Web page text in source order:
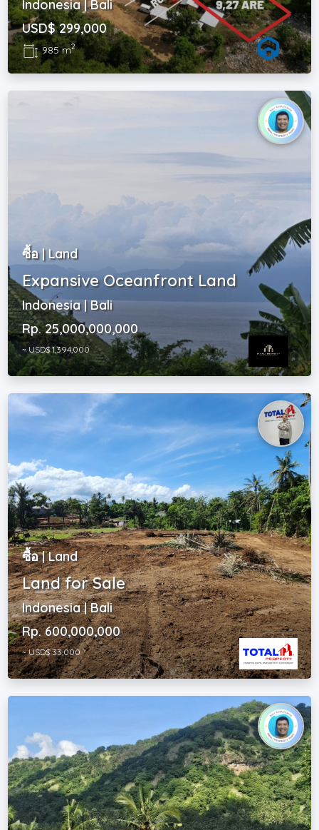
Indonesia | Bali
USD$ 299,000
985 m2
ซื้อ | Land
Expansive Oceanfront Land
Indonesia | Bali
Rp. 25,000,000,000
~ USD$ 1,394,000
ซื้อ | Land
Land for Sale
Indonesia | Bali
Rp. 600,000,000
~ USD$ 33,000